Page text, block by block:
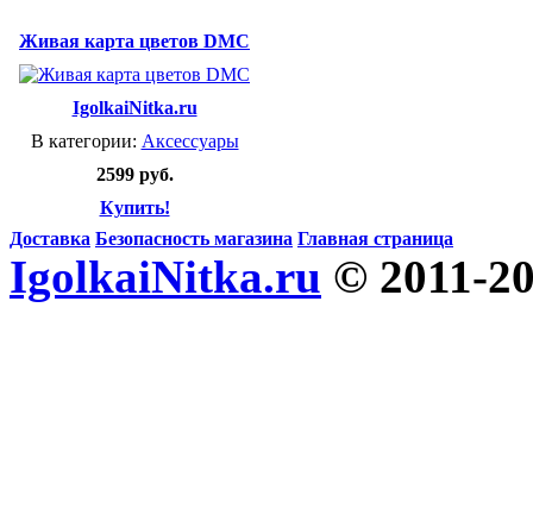
Живая карта цветов DMC
IgolkaiNitka.ru
В категории: Аксессуары
2599 руб.
Купить!
Доставка Безопасность магазина Главная страница
IgolkaiNitka.ru © 2011-